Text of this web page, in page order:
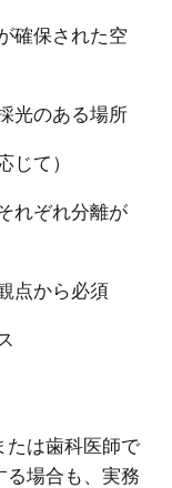
確保された空
光のある場所
じて）
れぞれ分離が
点から必須
たは歯科医師で
る場合も、実務